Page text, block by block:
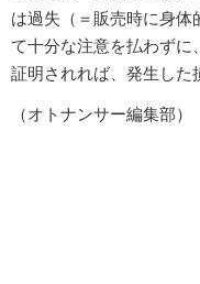
は過失（＝販売時に身体
て十分な注意を払わずに
証明されれば、発生した
（オトナンサー編集部）